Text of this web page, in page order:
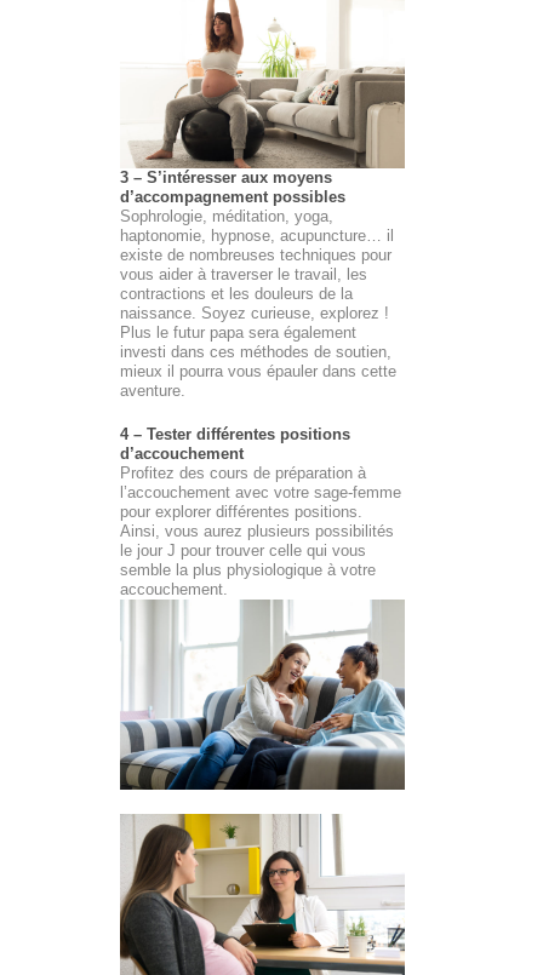
3 – S’intéresser aux moyens
d’accompagnement possibles
Sophrologie, méditation, yoga,
haptonomie, hypnose, acupuncture… il
existe de nombreuses techniques pour
vous aider à traverser le travail, les
contractions et les douleurs de la
naissance. Soyez curieuse, explorez !
Plus le futur papa sera également
investi dans ces méthodes de soutien,
mieux il pourra vous épauler dans cette
aventure.
4 – Tester différentes positions
d’accouchement
Profitez des cours de préparation à
l’accouchement avec votre sage-femme
pour explorer différentes positions.
Ainsi, vous aurez plusieurs possibilités
le jour J pour trouver celle qui vous
semble la plus physiologique à votre
accouchement.